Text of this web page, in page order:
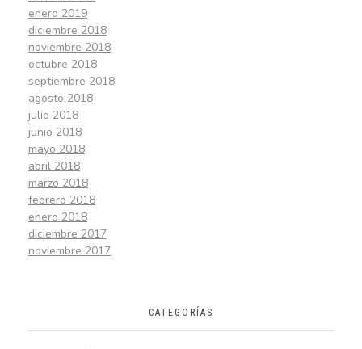
enero 2019
diciembre 2018
noviembre 2018
octubre 2018
septiembre 2018
agosto 2018
julio 2018
junio 2018
mayo 2018
abril 2018
marzo 2018
febrero 2018
enero 2018
diciembre 2017
noviembre 2017
CATEGORÍAS